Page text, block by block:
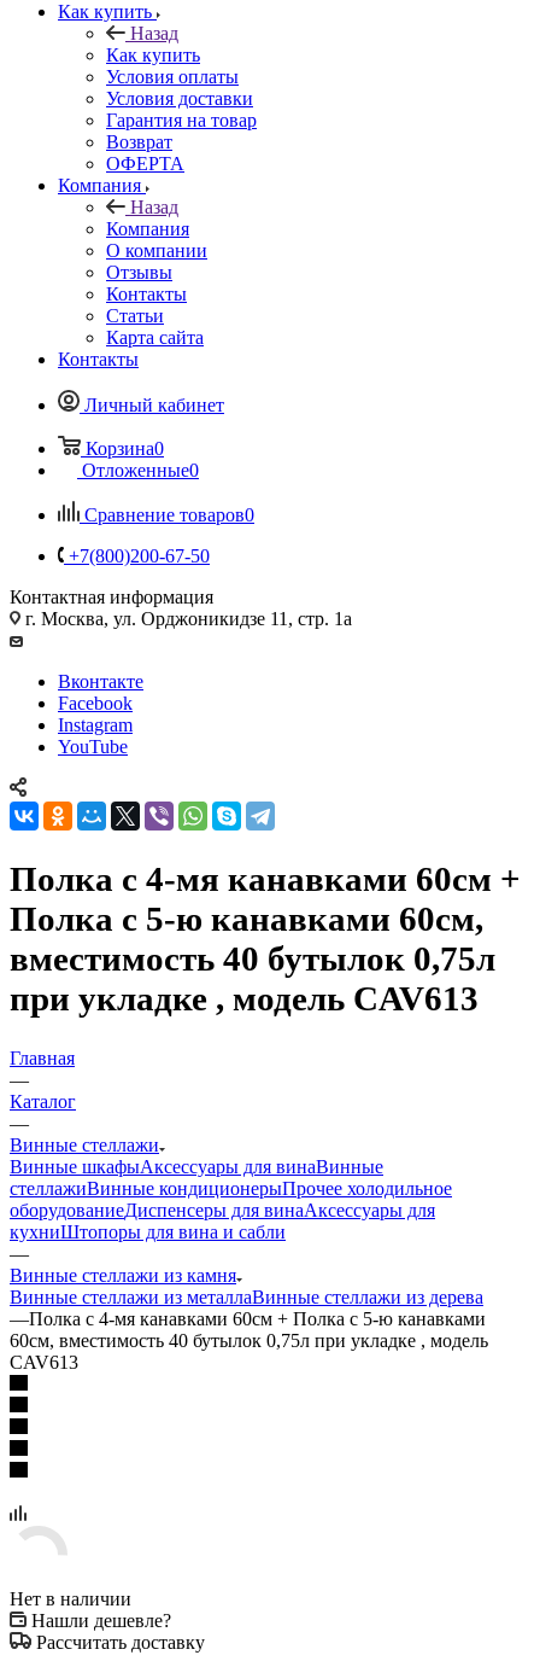
Как купить
Назад
Как купить
Условия оплаты
Условия доставки
Гарантия на товар
Возврат
ОФЕРТА
Компания
Назад
Компания
О компании
Отзывы
Контакты
Статьи
Карта сайта
Контакты
Личный кабинет
Корзина0
Отложенные0
Сравнение товаров0
+7(800)200-67-50
Контактная информация
г. Москва, ул. Орджоникидзе 11, стр. 1а
Вконтакте
Facebook
Instagram
YouTube
Полка с 4-мя канавками 60см +
Полка с 5-ю канавками 60см,
вместимость 40 бутылок 0,75л
при укладке , модель CAV613
Главная
—
Каталог
—
Винные стеллажи
Винные шкафыАксессуары для винаВинные
стеллажиВинные кондиционерыПрочее холодильное
оборудованиеДиспенсеры для винаАксессуары для
кухниШтопоры для вина и сабли
—
Винные стеллажи из камня
Винные стеллажи из металлаВинные стеллажи из дерева
—Полка с 4-мя канавками 60см + Полка с 5-ю канавками
60см, вместимость 40 бутылок 0,75л при укладке , модель
CAV613
Нет в наличии
Нашли дешевле?
Рассчитать доставку